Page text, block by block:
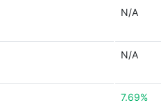
N/A
N/A
7.69%